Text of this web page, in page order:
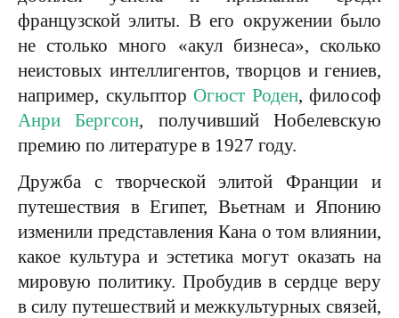
французской элиты. В его окружении было
не столько много «акул бизнеса», сколько
неистовых интеллигентов, творцов и гениев,
например, скульптор Огюст Роден, философ
Анри Бергсон, получивший Нобелевскую
премию по литературе в 1927 году.
Дружба с творческой элитой Франции и
путешествия в Египет, Вьетнам и Японию
изменили представления Кана о том влиянии,
какое культура и эстетика могут оказать на
мировую политику. Пробудив в сердце веру
в силу путешествий и межкультурных связей,